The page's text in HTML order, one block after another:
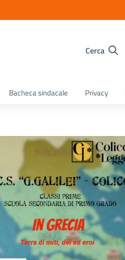
Cerca
Bacheca sindacale Privacy